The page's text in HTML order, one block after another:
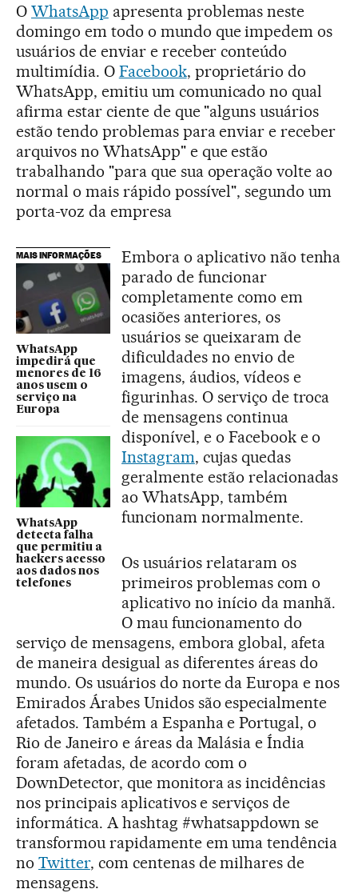
O WhatsApp apresenta problemas neste
domingo em todo o mundo que impedem os
usuários de enviar e receber conteúdo
multimídia. O Facebook, proprietário do
WhatsApp, emitiu um comunicado no qual
afirma estar ciente de que "alguns usuários
estão tendo problemas para enviar e receber
arquivos no WhatsApp" e que estão
trabalhando "para que sua operação volte ao
normal o mais rápido possível", segundo um
porta-voz da empresa
MAIS INFORMAÇÕES
WhatsApp
impedirá que
menores de 16
anos usem o
serviço na
Europa
WhatsApp
detecta falha
que permitiu a
hackers acesso
aos dados nos
telefones
Embora o aplicativo não tenha
parado de funcionar
completamente como em
ocasiões anteriores, os
usuários se queixaram de
dificuldades no envio de
imagens, áudios, vídeos e
figurinhas. O serviço de troca
de mensagens continua
disponível, e o Facebook e o
Instagram, cujas quedas
geralmente estão relacionadas
ao WhatsApp, também
funcionam normalmente.
Os usuários relataram os
primeiros problemas com o
aplicativo no início da manhã.
O mau funcionamento do
serviço de mensagens, embora global, afeta
de maneira desigual as diferentes áreas do
mundo. Os usuários do norte da Europa e nos
Emirados Árabes Unidos são especialmente
afetados. Também a Espanha e Portugal, o
Rio de Janeiro e áreas da Malásia e Índia
foram afetadas, de acordo com o
DownDetector, que monitora as incidências
nos principais aplicativos e serviços de
informática. A hashtag #whatsappdown se
transformou rapidamente em uma tendência
no Twitter, com centenas de milhares de
mensagens.